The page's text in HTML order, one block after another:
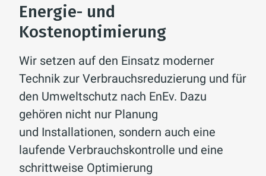
Energie- und
Kostenoptimierung
Wir setzen auf den Einsatz moderner
Technik zur Verbrauchsreduzierung und für
den Umweltschutz nach EnEv. Dazu
gehören nicht nur Planung
und Installationen, sondern auch eine
laufende Verbrauchskontrolle und eine
schrittweise Optimierung